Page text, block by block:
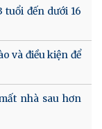
tuổi đến dưới 16
và điều kiện để
nhà sau hơn